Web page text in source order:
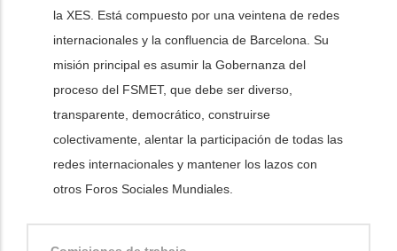
la XES. Está compuesto por una veintena de redes
internacionales y la confluencia de Barcelona. Su
misión principal es asumir la Gobernanza del
proceso del FSMET, que debe ser diverso,
transparente, democrático, construirse
colectivamente, alentar la participación de todas las
redes internacionales y mantener los lazos con
otros Foros Sociales Mundiales.